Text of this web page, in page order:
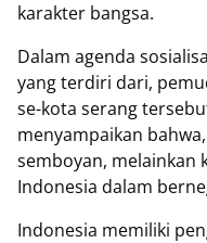
karakter bangsa.
Dalam agenda
yang terdiri dari,
se-kota serang
menyampaikan
semboyan, melainkan
Indonesia dalam
Indonesia memiliki